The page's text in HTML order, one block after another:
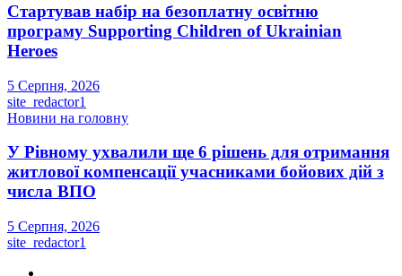
Стартував набір на безоплатну освітню
програму Supporting Children of Ukrainian
Heroes
5 Серпня, 2026
site_redactor1
Новини на головну
У Рівному ухвалили ще 6 рішень для отримання
житлової компенсації учасниками бойових дій з
числа ВПО
5 Серпня, 2026
site_redactor1